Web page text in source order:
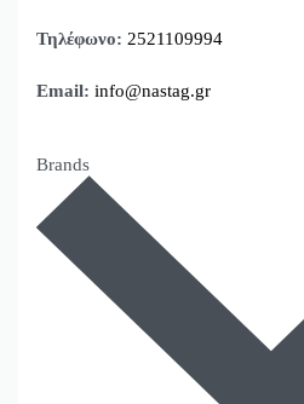
Τηλέφωνο: 2521109994
Email: info@nastag.gr
Brands